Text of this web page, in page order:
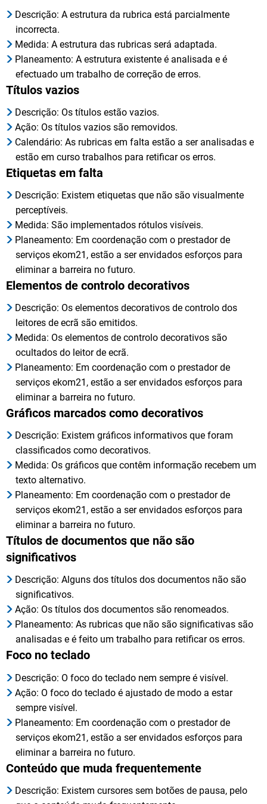
Descrição: A estrutura da rubrica está parcialmente
incorrecta.
Medida: A estrutura das rubricas será adaptada.
Planeamento: A estrutura existente é analisada e é
efectuado um trabalho de correção de erros.
Títulos vazios
Descrição: Os títulos estão vazios.
Ação: Os títulos vazios são removidos.
Calendário: As rubricas em falta estão a ser analisadas e
estão em curso trabalhos para retificar os erros.
Etiquetas em falta
Descrição: Existem etiquetas que não são visualmente
perceptíveis.
Medida: São implementados rótulos visíveis.
Planeamento: Em coordenação com o prestador de
serviços ekom21, estão a ser envidados esforços para
eliminar a barreira no futuro.
Elementos de controlo decorativos
Descrição: Os elementos decorativos de controlo dos
leitores de ecrã são emitidos.
Medida: Os elementos de controlo decorativos são
ocultados do leitor de ecrã.
Planeamento: Em coordenação com o prestador de
serviços ekom21, estão a ser envidados esforços para
eliminar a barreira no futuro.
Gráficos marcados como decorativos
Descrição: Existem gráficos informativos que foram
classificados como decorativos.
Medida: Os gráficos que contêm informação recebem um
texto alternativo.
Planeamento: Em coordenação com o prestador de
serviços ekom21, estão a ser envidados esforços para
eliminar a barreira no futuro.
Títulos de documentos que não são
significativos
Descrição: Alguns dos títulos dos documentos não são
significativos.
Ação: Os títulos dos documentos são renomeados.
Planeamento: As rubricas que não são significativas são
analisadas e é feito um trabalho para retificar os erros.
Foco no teclado
Descrição: O foco do teclado nem sempre é visível.
Ação: O foco do teclado é ajustado de modo a estar
sempre visível.
Planeamento: Em coordenação com o prestador de
serviços ekom21, estão a ser envidados esforços para
eliminar a barreira no futuro.
Conteúdo que muda frequentemente
Descrição: Existem cursores sem botões de pausa, pelo